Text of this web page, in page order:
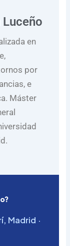
en
por
e
Máster
Madrid ·